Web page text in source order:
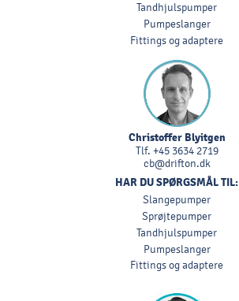
Tandhjulspumper
Pumpeslanger
Fittings og adaptere
Christoffer Blyitgen
Tlf. +45 3634 2719
cb@drifton.dk
HAR DU SPØRGSMÅL TIL:
Slangepumper
Sprøjtepumper
Tandhjulspumper
Pumpeslanger
Fittings og adaptere